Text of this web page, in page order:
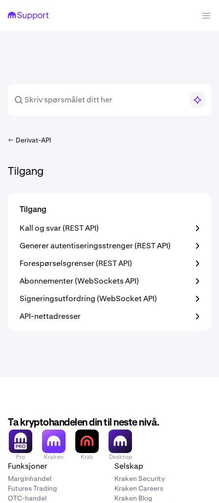
Derivat-API
Tilgang
Tilgang
Kall og svar (REST API)
Generer autentiseringsstrenger (REST API)
Forespørselsgrenser (REST API)
Abonnementer (WebSockets API)
Signeringsutfordring (WebSocket API)
API-nettadresser
Ta kryptohandelen din til neste nivå.
Pro Kraken Krak Desktop
Funksjoner
Marginhandel
Futures Trading
OTC-handel
Selskap
Kraken Security
Kraken Careers
Kraken Blog